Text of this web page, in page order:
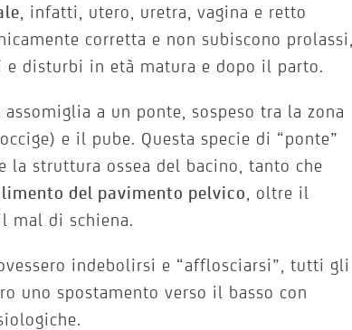
, infatti, utero, uretra, vagina e retto
corretta e non subiscono prolassi,
disturbi in età matura e dopo il parto.
a un ponte, sospeso tra la zona
e il pube. Questa specie di “ponte”
la struttura ossea del bacino, tanto che
del pavimento pelvico
, oltre il
mal di schiena.
indebolirsi e “afflosciarsi”, tutti gli
uno spostamento verso il basso con